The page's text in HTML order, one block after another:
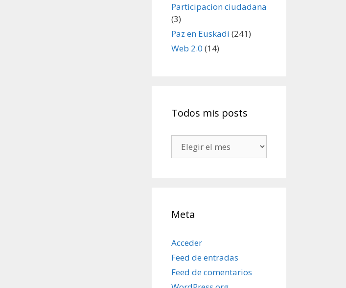
Participacion ciudadana
(3)
Paz en Euskadi (241)
Web 2.0 (14)
Todos mis posts
mis
Meta
Acceder
Feed de entradas
Feed de comentarios